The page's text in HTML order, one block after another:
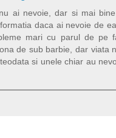
ai nevoie, dar si mai
daca ai nevoie de
mari cu parul de pe
de sub barbie, dar viata
si unele chiar au